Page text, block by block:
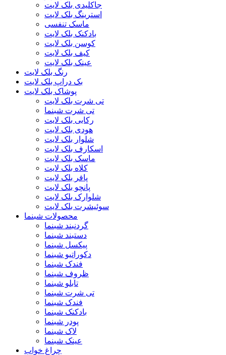
جاکلیدی بلک لایت
استرینگ بلک لایت
ماسک تنفسی
بادکنک بلک لایت
کوسن بلک لایت
کیف بلک لایت
عینک بلک لایت
رنگ بلک لایت
بک دراپ بلک لایت
پوشاک بلک لایت
تی شرت بلک لایت
تی شرت شبنما
رکابی بلک لایت
هودی بلک لایت
شلوار بلک لایت
اسکارف بلک لایت
ماسک بلک لایت
کلاه بلک لایت
پافر بلک لایت
پانچو بلک لایت
شلوارک بلک لایت
سوئیشرت بلک لایت
محصولات شبنما
گردنبند شبنما
دستبند شبنما
پیکسل شبنما
دکوراتیو شبنما
فندک شبنما
ظروف شبنما
تابلو شبنما
تی شرت شبنما
فندک شبنما
بادکنک شبنما
پودر شبنما
لاک شبنما
عینک شبنما
چراغ خواب